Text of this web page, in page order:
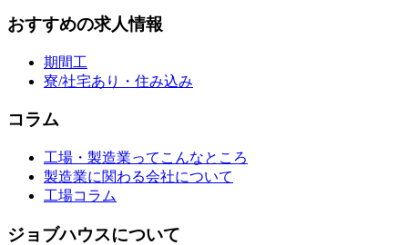
おすすめの求人情報
期間工
寮/社宅あり・住み込み
コラム
工場・製造業ってこんなところ
製造業に関わる会社について
工場コラム
ジョブハウスについて